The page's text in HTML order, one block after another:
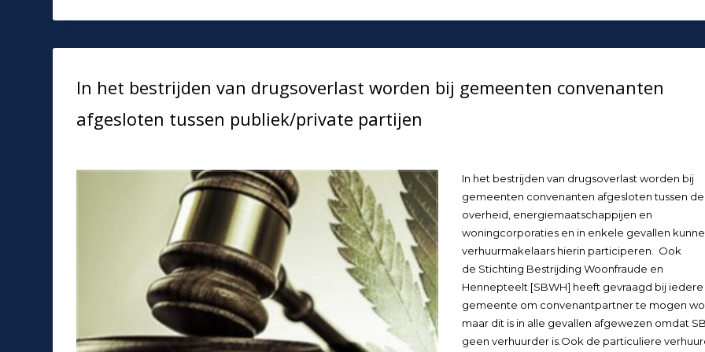
In het bestrijden van drugsoverlast worden bij gemeenten convenanten
afgesloten tussen publiek/private partijen
In het bestrijden van drugsoverlast worden bij
gemeenten convenanten afgesloten tussen de
overheid, energiemaatschappijen en
woningcorporaties en in enkele gevallen
verhuurmakelaars hierin participeren. Ook
de Stichting Bestrijding Woonfraude en
Hennepteelt [SBWH] heeft gevraagd bij iedere
gemeente om convenantpartner te mogen
maar dit is in alle gevallen afgewezen omdat
geen verhuurder is.Ook de particuliere